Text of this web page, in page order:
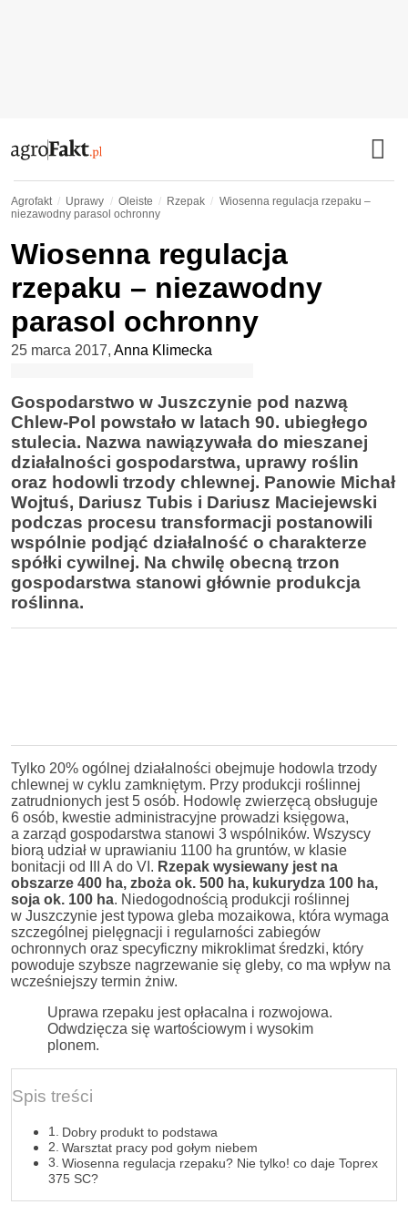
Agrofakt Uprawy Oleiste Rzepak
Wiosenna regulacja rzepaku –
niezawodny parasol ochronny
Wiosenna regulacja
rzepaku – niezawodny
parasol ochronny
25 marca 2017, Anna Klimecka
Gospodarstwo w Juszczynie pod nazwą
Chlew-Pol powstało w latach 90. ubiegłego
stulecia. Nazwa nawiązywała do mieszanej
działalności gospodarstwa, uprawy roślin
oraz hodowli trzody chlewnej. Panowie Michał
Wojtuś, Dariusz Tubis i Dariusz Maciejewski
podczas procesu transformacji postanowili
wspólnie podjąć działalność o charakterze
spółki cywilnej. Na chwilę obecną trzon
gospodarstwa stanowi głównie produkcja
roślinna.
Tylko 20% ogólnej działalności obejmuje hodowla trzody
chlewnej w cyklu zamkniętym. Przy produkcji roślinnej
zatrudnionych jest 5 osób. Hodowlę zwierzęcą obsługuje
6 osób, kwestie administracyjne prowadzi księgowa,
a zarząd gospodarstwa stanowi 3 wspólników. Wszyscy
biorą udział w uprawianiu 1100 ha gruntów, w klasie
bonitacji od III A do VI. Rzepak wysiewany jest na
obszarze 400 ha, zboża ok. 500 ha, kukurydza 100 ha,
soja ok. 100 ha. Niedogodnością produkcji roślinnej
w Juszczynie jest typowa gleba mozaikowa, która wymaga
szczególnej pielęgnacji i regularności zabiegów
ochronnych oraz specyficzny mikroklimat średzki, który
powoduje szybsze nagrzewanie się gleby, co ma wpływ na
wcześniejszy termin żniw.
Uprawa rzepaku jest opłacalna i rozwojowa.
Odwdzięcza się wartościowym i wysokim
plonem.
Spis treści
Dobry produkt to podstawa
Warsztat pracy pod gołym niebem
Wiosenna regulacja rzepaku? Nie tylko! co daje Toprex
375 SC?